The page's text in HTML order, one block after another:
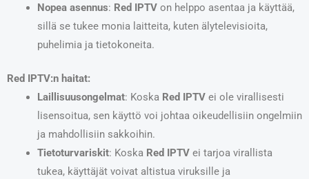
Nopea asennus: Red IPTVon helppo asentaa ja käyttää,
sillä se tukee monia laitteita, kuten älytelevisioita,
puhelimia ja tietokoneita.
Red IPTV:n haitat:
Laillisuusongelmat: Koska Red IPTVei ole virallisesti
lisensoitua, sen käyttö voi johtaa oikeudellisiin ongelmiin
ja mahdollisiin sakkoihin.
Tietoturvariskit: Koska Red IPTVei tarjoa virallista
tukea, käyttäjät voivat altistua viruksille ja